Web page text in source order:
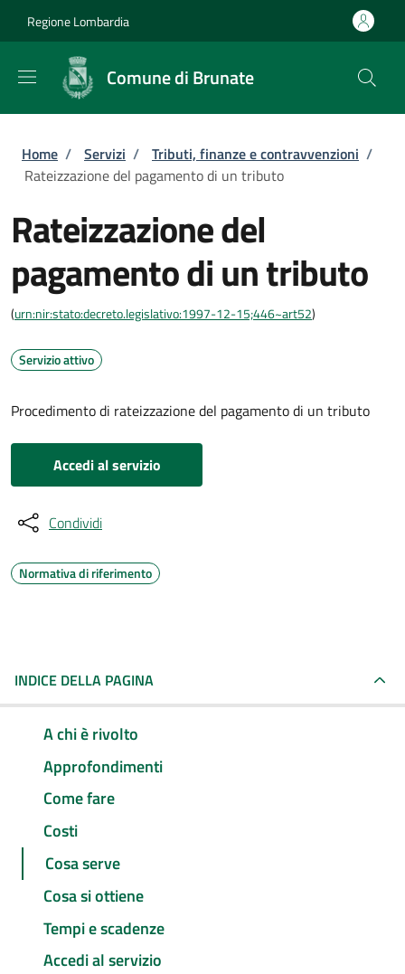
Regione Lombardia
Comune di Brunate
Briciole di pane
Home / Servizi / Tributi, finanze e contravvenzioni /
Rateizzazione del pagamento di un tributo
Rateizzazione del
pagamento di un tributo
(urn:nir:stato:decreto.legislativo:1997-12-15;446~art52)
Servizio attivo
Procedimento di rateizzazione del pagamento di un tributo
Accedi al servizio
Condividi
Normativa di riferimento
INDICE DELLA PAGINA
A chi è rivolto
Approfondimenti
Come fare
Costi
Cosa serve
Cosa si ottiene
Tempi e scadenze
Accedi al servizio